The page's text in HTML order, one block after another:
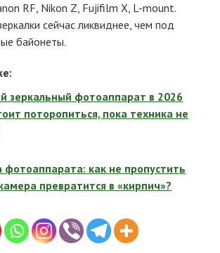
RF, Nikon Z, Fujifilm X, L-mount.
сейчас ликвиднее, чем под
байонеты.
зеркальный фотоаппарат в 2026
поторопиться, пока техника не
фотоаппарата: как не пропустить
превратится в «кирпич»?